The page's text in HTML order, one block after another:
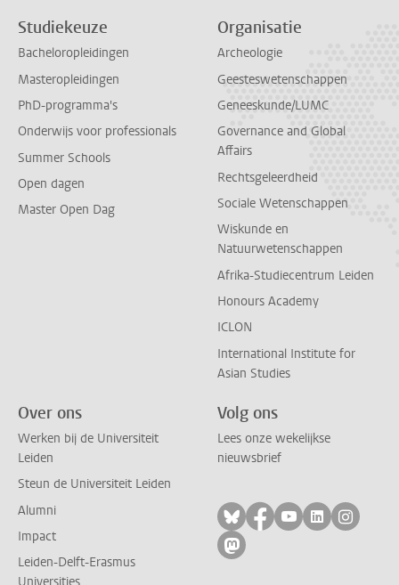
Studiekeuze
Bacheloropleidingen
Masteropleidingen
PhD-programma's
Onderwijs voor professionals
Summer Schools
Open dagen
Master Open Dag
Organisatie
Archeologie
Geesteswetenschappen
Geneeskunde/LUMC
Governance and Global
Affairs
Rechtsgeleerdheid
Sociale Wetenschappen
Wiskunde en
Natuurwetenschappen
Afrika-Studiecentrum Leiden
Honours Academy
ICLON
International Institute for
Asian Studies
Over ons
Werken bij de Universiteit
Leiden
Steun de Universiteit Leiden
Alumni
Impact
Leiden-Delft-Erasmus
Volg ons
Lees onze wekelijkse
nieuwsbrief
Volg ons op bluesky
Volg ons op
Volg ons op
Volg ons
Volg
Volg ons op mastodon